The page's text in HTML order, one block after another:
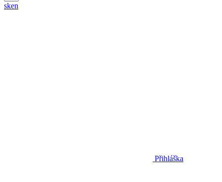
sken
Přihláška